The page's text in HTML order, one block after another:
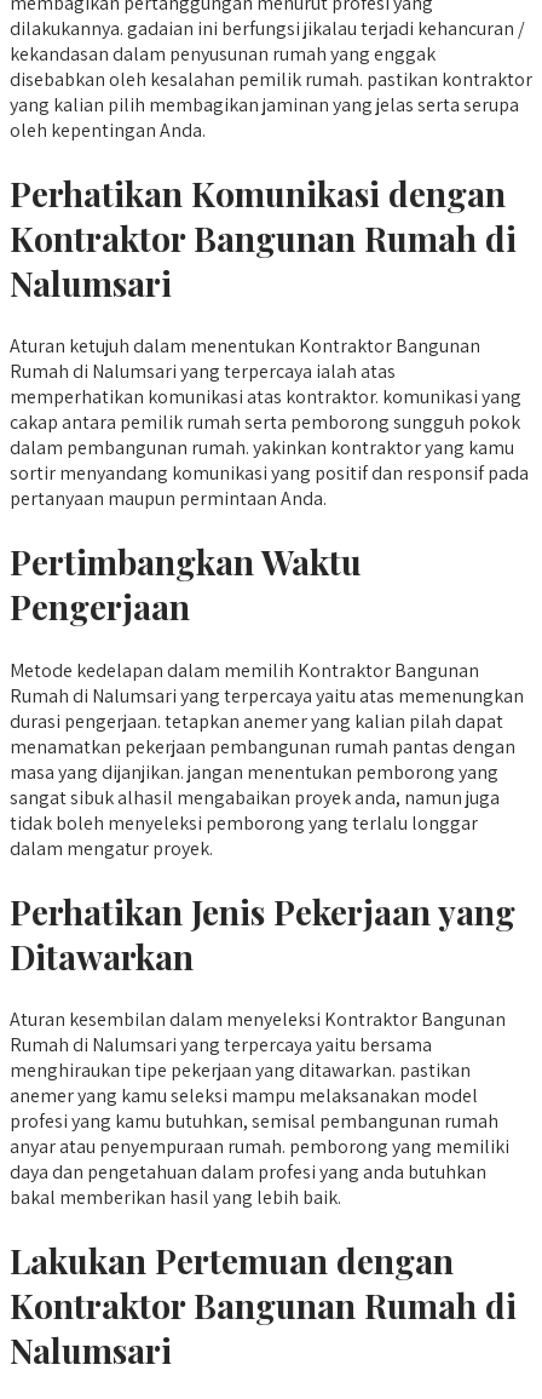
dilakukannya. gadaian ini berfungsi jikalau terjadi kehancuran /
kekandasan dalam penyusunan rumah yang enggak
disebabkan oleh kesalahan pemilik rumah. pastikan kontraktor
yang kalian pilih membagikan jaminan yang jelas serta serupa
oleh kepentingan Anda.
Perhatikan Komunikasi dengan
Kontraktor Bangunan Rumah di
Nalumsari
Aturan ketujuh dalam menentukan Kontraktor Bangunan
Rumah di Nalumsari yang terpercaya ialah atas
memperhatikan komunikasi atas kontraktor. komunikasi yang
cakap antara pemilik rumah serta pemborong sungguh pokok
dalam pembangunan rumah. yakinkan kontraktor yang kamu
sortir menyandang komunikasi yang positif dan responsif pada
pertanyaan maupun permintaan Anda.
Pertimbangkan Waktu
Pengerjaan
Metode kedelapan dalam memilih Kontraktor Bangunan
Rumah di Nalumsari yang terpercaya yaitu atas memenungkan
durasi pengerjaan. tetapkan anemer yang kalian pilah dapat
menamatkan pekerjaan pembangunan rumah pantas dengan
masa yang dijanjikan. jangan menentukan pemborong yang
sangat sibuk alhasil mengabaikan proyek anda, namun juga
tidak boleh menyeleksi pemborong yang terlalu longgar
dalam mengatur proyek.
Perhatikan Jenis Pekerjaan yang
Ditawarkan
Aturan kesembilan dalam menyeleksi Kontraktor Bangunan
Rumah di Nalumsari yang terpercaya yaitu bersama
menghiraukan tipe pekerjaan yang ditawarkan. pastikan
anemer yang kamu seleksi mampu melaksanakan model
profesi yang kamu butuhkan, semisal pembangunan rumah
anyar atau penyempuraan rumah. pemborong yang memiliki
daya dan pengetahuan dalam profesi yang anda butuhkan
bakal memberikan hasil yang lebih baik.
Lakukan Pertemuan dengan
Kontraktor Bangunan Rumah di
Nalumsari